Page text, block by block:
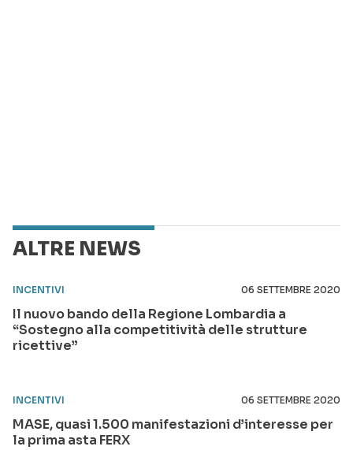
ALTRE NEWS
INCENTIVI 06 SETTEMBRE 2020
Il nuovo bando della Regione Lombardia a
“Sostegno alla competitività delle strutture
ricettive”
INCENTIVI 06 SETTEMBRE 2020
MASE, quasi 1.500 manifestazioni d’interesse per
la prima asta FERX